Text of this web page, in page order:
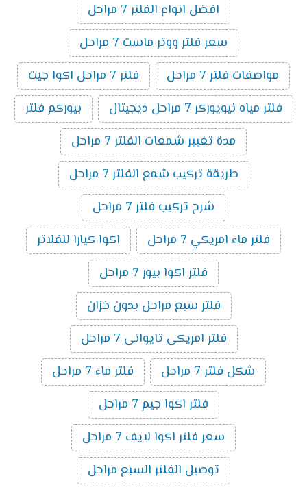
افضل انواع الفلتر 7 مراحل
سعر فلتر ووتر ماست 7 مراحل
مواصفات فلتر 7 مراحل
فلتر 7 مراحل اكوا جيت
فلتر مياه نيويوركر 7 مراحل ديجيتال
بيوركم فلتر
مدة تغيير شمعات الفلتر 7 مراحل
طريقة تركيب شمع الفلتر 7 مراحل
شرح تركيب فلتر 7 مراحل
فلتر ماء امريكي 7 مراحل
اكوا كيارا للفلاتر
فلتر اكوا بيور 7 مراحل
فلتر سبع مراحل بدون خزان
فلتر امريكى تايوانى 7 مراحل
شكل فلتر 7 مراحل
فلتر ماء 7 مراحل
فلتر اكوا جيم 7 مراحل
سعر فلتر اكوا لايف 7 مراحل
توصيل الفلتر السبع مراحل